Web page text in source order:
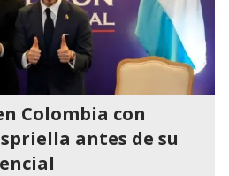
Colombia con
antes de su